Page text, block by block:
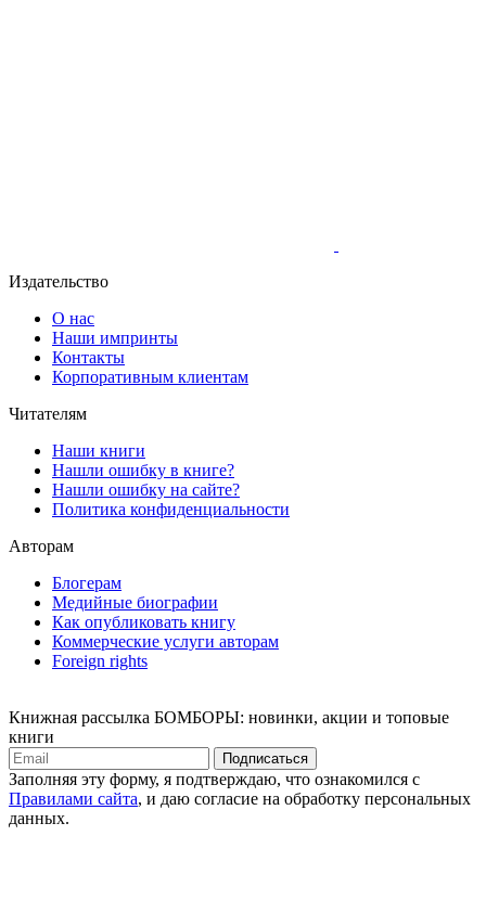
Издательство
О нас
Наши импринты
Контакты
Корпоративным клиентам
Читателям
Наши книги
Нашли ошибку в книге?
Нашли ошибку на сайте?
Политика конфиденциальности
Авторам
Блогерам
Медийные биографии
Как опубликовать книгу
Коммерческие услуги авторам
Foreign rights
Книжная рассылка БОМБОРЫ: новинки, акции и топовые
книги
Подписаться
Заполняя эту форму, я подтверждаю, что ознакомился с
Правилами сайта, и даю согласие на обработку персональных
данных.